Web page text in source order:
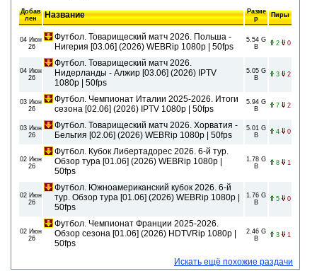
Добав
лен
Название
Разме
р
Пиры
04 Июн
26
Футбол. Товарищеский матч 2026. Польша -
Нигерия [03.06] (2026) WEBRip 1080p | 50fps
5.54 G
B
2 0
04 Июн
26
Футбол. Товарищеский матч 2026.
Нидерланды - Алжир [03.06] (2026) IPTV
1080p | 50fps
5.05 G
B
3 2
03 Июн
26
Футбол. Чемпионат Италии 2025-2026. Итоги
сезона [02.06] (2026) IPTV 1080р | 50fps
5.94 G
B
7 2
03 Июн
26
Футбол. Товарищеский матч 2026. Хорватия -
Бельгия [02.06] (2026) WEBRip 1080p | 50fps
5.01 G
B
4 0
02 Июн
26
Футбол. Кубок Либертадорес 2026. 6-й тур.
Обзор тура [01.06] (2026) WEBRip 1080р |
50fps
1.78 G
B
8 1
02 Июн
26
Футбол. Южноамериканский кубок 2026. 6-й
тур. Обзор тура [01.06] (2026) WEBRip 1080р |
50fps
1.76 G
B
5 0
02 Июн
26
Футбол. Чемпионат Франции 2025-2026.
Обзор сезона [01.06] (2026) HDTVRip 1080р |
50fps
2.46 G
B
3 1
Искать ещё похожие раздачи